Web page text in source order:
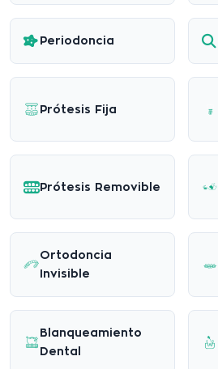
Periodoncia
Prótesis Fija
Prótesis Removible
Ortodoncia
Invisible
Blanqueamiento
Dental